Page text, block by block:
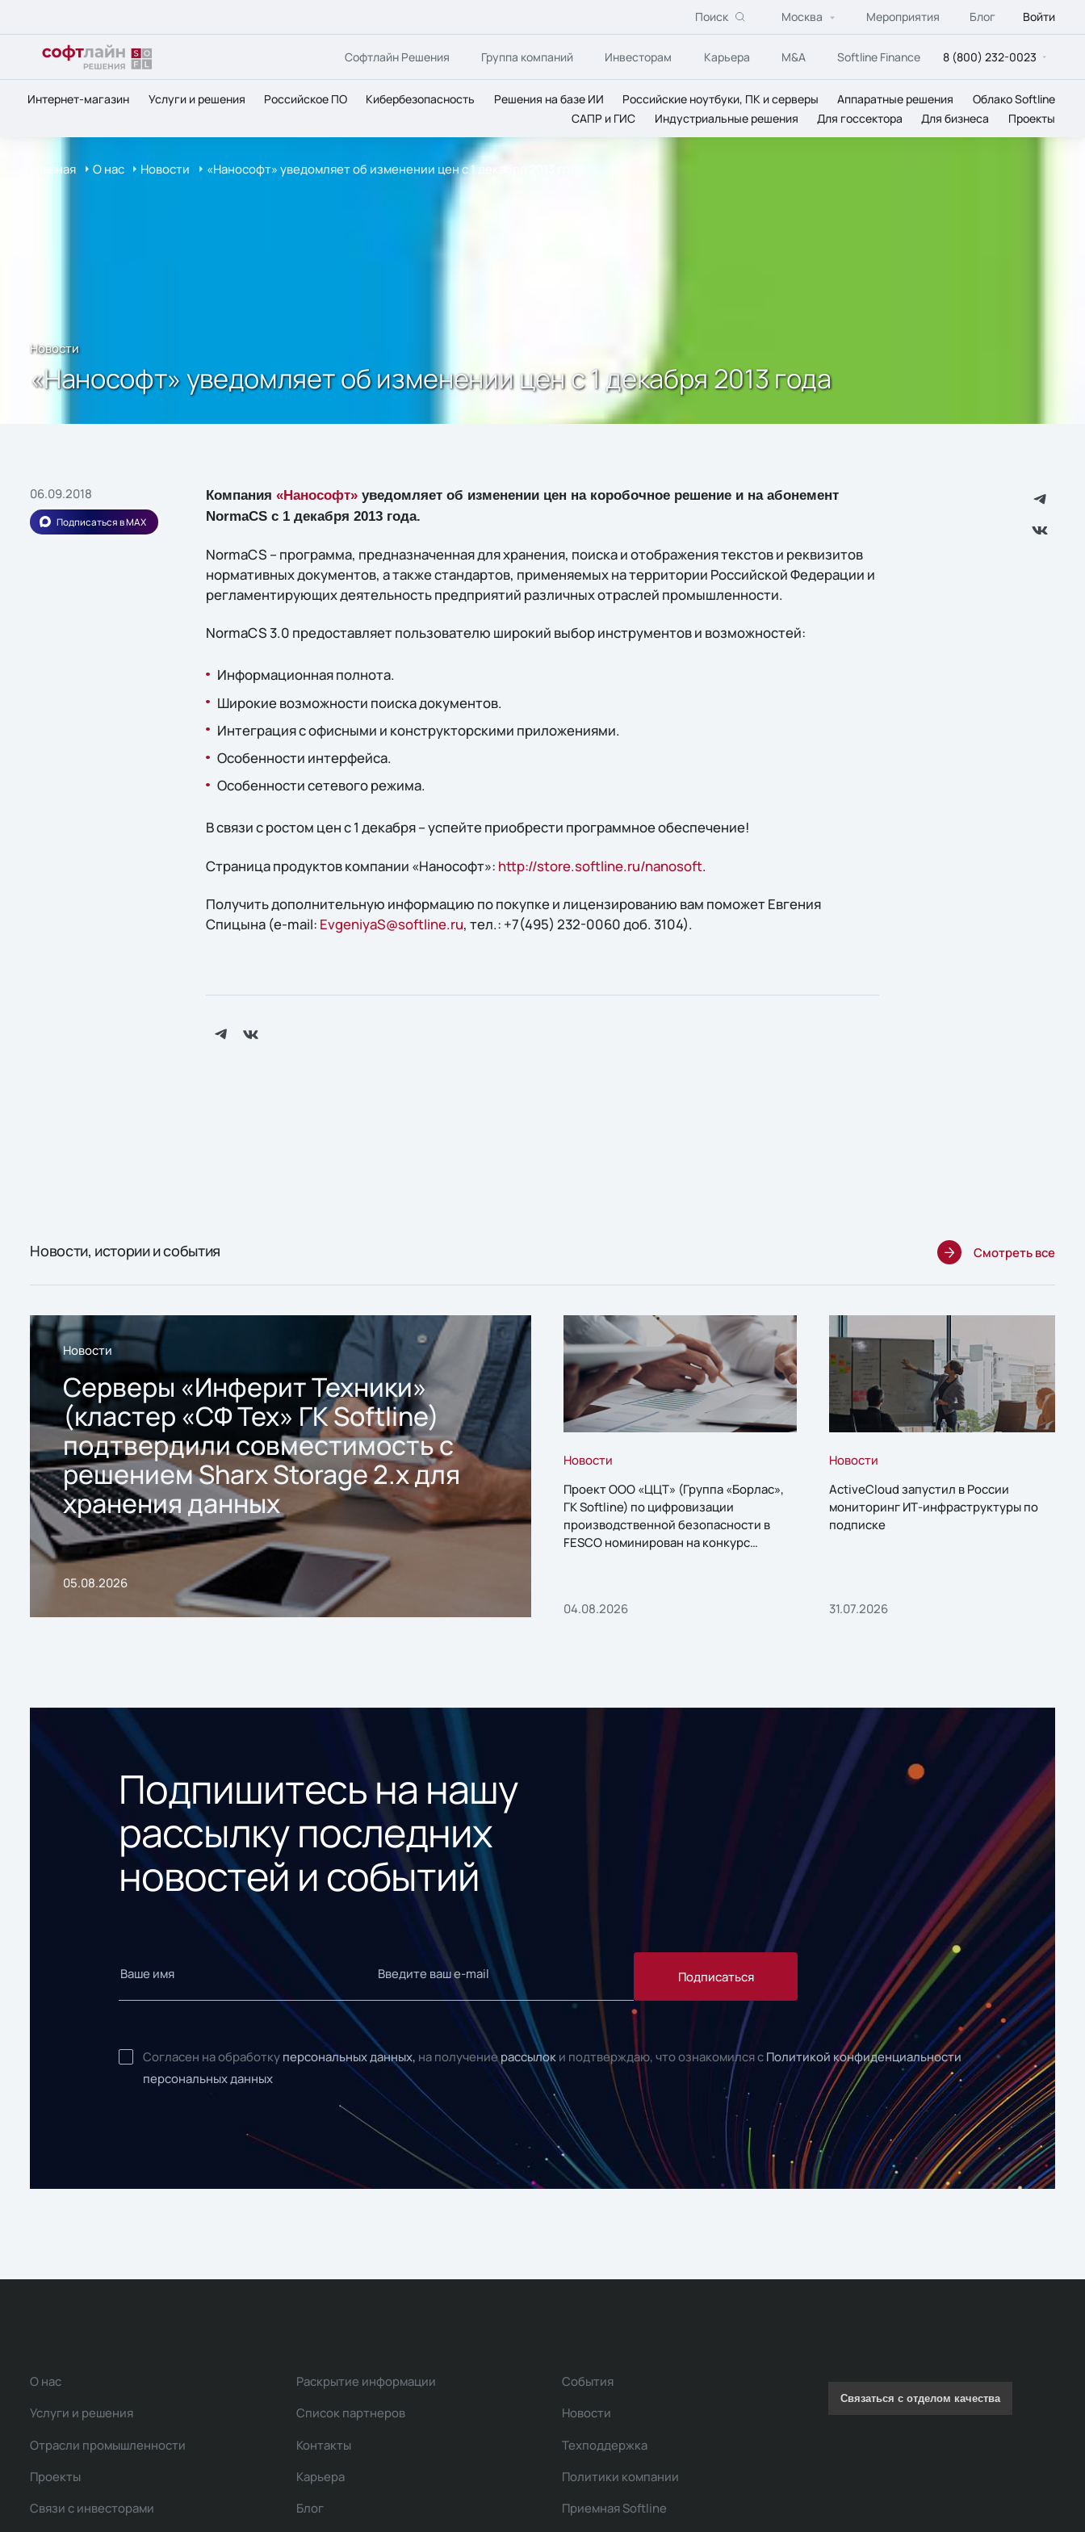
Поиск Москва Мероприятия Блог Войти
Софтлайн Решения Группа компаний Инвесторам Карьера M&A Softline Finance 8 (800) 232-0023
Интернет-магазин Услуги и решения Российское ПО Кибербезопасность Решения на базе ИИ Российские ноутбуки, ПК и серверы Аппаратные решения
Облако Softline
САПР и ГИС
Индустриальные решения Для госсектора Для бизнеса Проекты
Главная О нас Новости «Нанософт» уведомляет об изменении цен с 1 декабря 2013 года
Новости
«Нанософт» уведомляет об изменении цен с 1 декабря 2013 года
06.09.2018
Подписаться в MAX
Компания «Нанософт»уведомляет об изменении цен на коробочное решение и на абонемент
NormaCS с 1 декабря 2013 года.
NormaCS – программа, предназначенная для хранения, поиска и отображения текстов и реквизитов
нормативных документов, а также стандартов, применяемых на территории Российской Федерации и
регламентирующих деятельность предприятий различных отраслей промышленности.
NormaCS 3.0 предоставляет пользователю широкий выбор инструментов и возможностей:
Информационная полнота.
Широкие возможности поиска документов.
Интеграция с офисными и конструкторскими приложениями.
Особенности интерфейса.
Особенности сетевого режима.
В связи с ростом цен с 1 декабря – успейте приобрести программное обеспечение!
Страница продуктов компании «Нанософт»: http://store.softline.ru/nanosoft.
Получить дополнительную информацию по покупке и лицензированию вам поможет Евгения
Спицына (e-mail: EvgeniyaS@softline.ru, тел.: +7(495) 232-0060 доб. 3104).
Новости, истории и события Смотреть все
Новости
Серверы «Инферит Техники»
(кластер «СФ Тех» ГК Softline)
подтвердили совместимость с
решением Sharx Storage 2.x для
хранения данных
05.08.2026
Новости
Проект ООО «ЦЦТ» (Группа «Борлас»,
ГК Softline) по цифровизации
производственной безопасности в
FESCO номинирован на конкурс
04.08.2026
Новости
ActiveCloud запустил в России
мониторинг ИТ-инфраструктуры по
подписке
31.07.2026
Подпишитесь на нашу
рассылку последних
новостей и событий
Подписаться
Согласен на обработку персональных данных, на получениерассылок и подтверждаю, что ознакомился с Политикой конфиденциальности
персональных данных
О нас
Услуги и решения
Отрасли промышленности
Проекты
Связи с инвесторами
Раскрытие информации
Список партнеров
Контакты
Карьера
Блог
События
Новости
Техподдержка
Политики компании
Приемная Softline
Связаться с отделом качества